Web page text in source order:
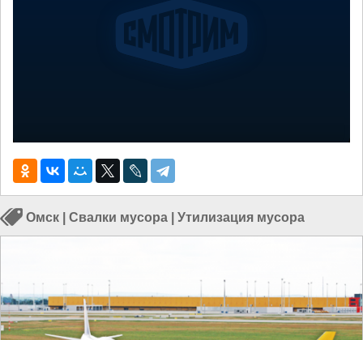
Омск Свалки мусора Утилизация мусора